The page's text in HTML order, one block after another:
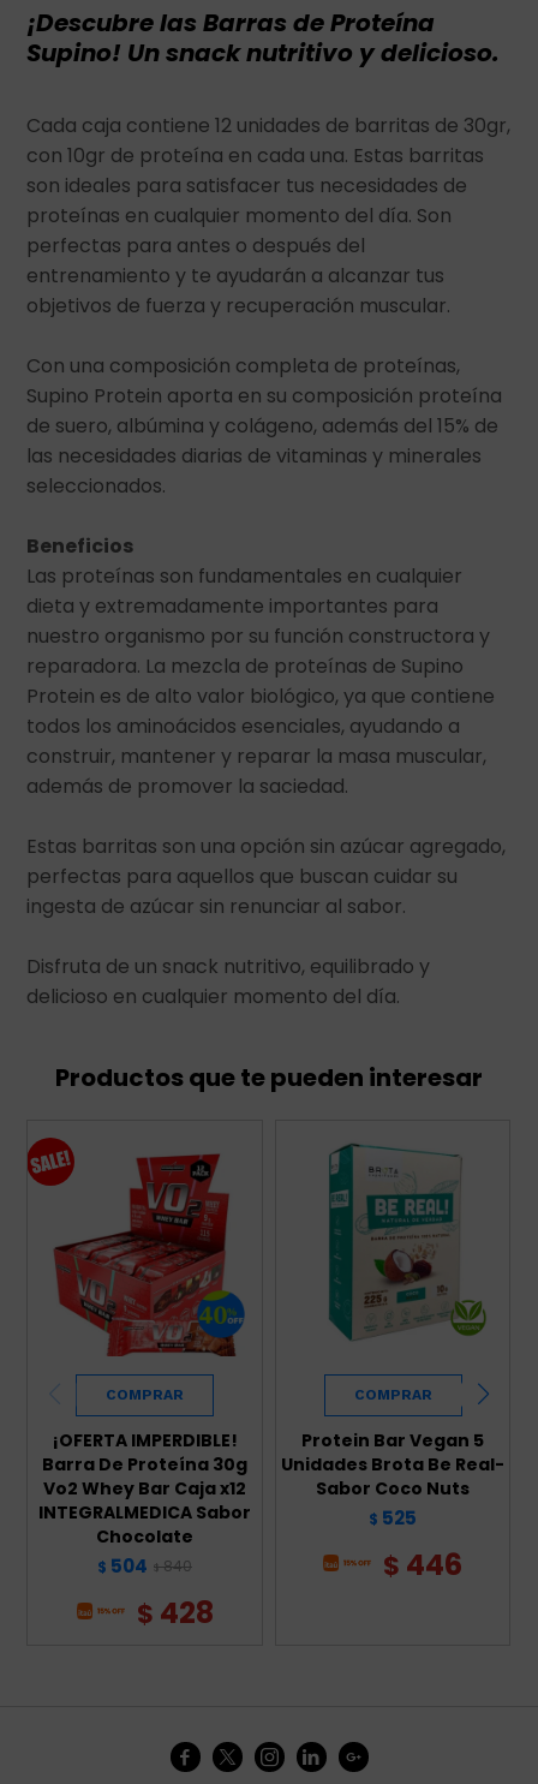
¡Descubre las Barras de Proteína
Supino! Un snack nutritivo y delicioso.
Cada caja contiene 12 unidades de barritas de 30gr,
con 10gr de proteína en cada una. Estas barritas
son ideales para satisfacer tus necesidades de
proteínas en cualquier momento del día. Son
perfectas para antes o después del
entrenamiento y te ayudarán a alcanzar tus
objetivos de fuerza y recuperación muscular.
Con una composición completa de proteínas,
Supino Protein aporta en su composición proteína
de suero, albúmina y colágeno, además del 15% de
las necesidades diarias de vitaminas y minerales
seleccionados.
Beneficios
Las proteínas son fundamentales en cualquier
dieta y extremadamente importantes para
nuestro organismo por su función constructora y
reparadora. La mezcla de proteínas de Supino
Protein es de alto valor biológico, ya que contiene
todos los aminoácidos esenciales, ayudando a
construir, mantener y reparar la masa muscular,
además de promover la saciedad.
Estas barritas son una opción sin azúcar agregado,
perfectas para aquellos que buscan cuidar su
ingesta de azúcar sin renunciar al sabor.
Disfruta de un snack nutritivo, equilibrado y
delicioso en cualquier momento del día.
Productos que te pueden interesar
¡OFERTA IMPERDIBLE!
Barra De Proteína 30g
Vo2 Whey Bar Caja x12
INTEGRALMEDICA Sabor
Chocolate
$ 504 $ 840
$ 428
Protein Bar Vegan 5
Unidades Brota Be Real-
Sabor Coco Nuts
$ 525
$ 446
    